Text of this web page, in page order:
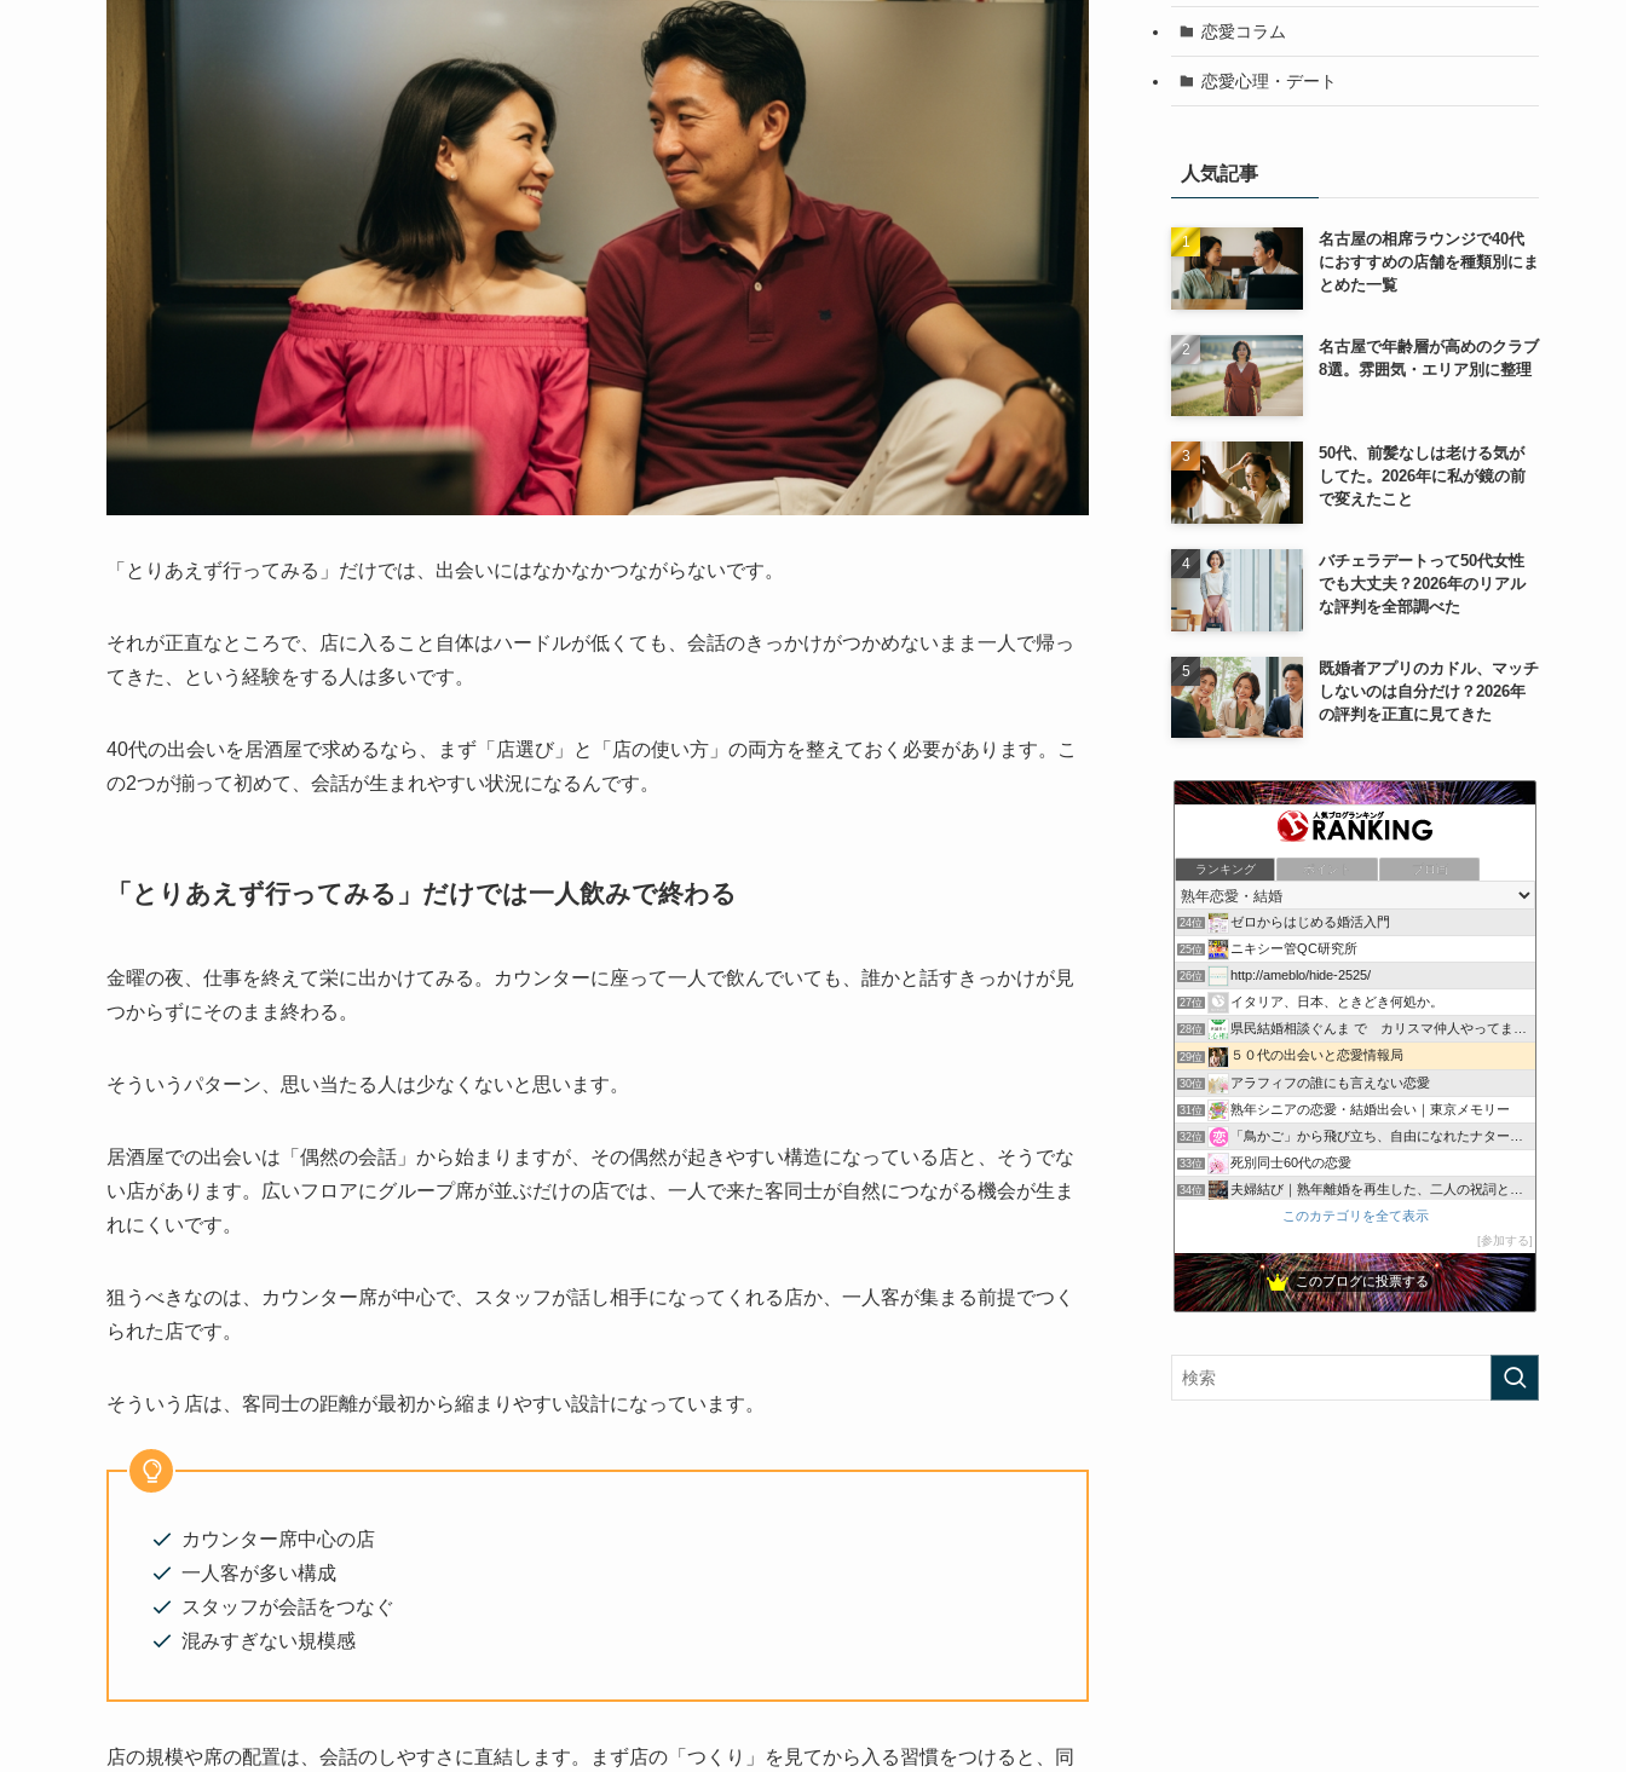
「とりあえず行ってみる」だけでは、出会いにはなかなかつながらないです。
それが正直なところで、店に入ること自体はハードルが低くても、会話のきっかけがつかめないまま一人で帰っ
てきた、という経験をする人は多いです。
40代の出会いを居酒屋で求めるなら、まず「店選び」と「店の使い方」の両方を整えておく必要があります。こ
の2つが揃って初めて、会話が生まれやすい状況になるんです。
「とりあえず行ってみる」だけでは一人飲みで終わる
金曜の夜、仕事を終えて栄に出かけてみる。カウンターに座って一人で飲んでいても、誰かと話すきっかけが見
つからずにそのまま終わる。
そういうパターン、思い当たる人は少なくないと思います。
居酒屋での出会いは「偶然の会話」から始まりますが、その偶然が起きやすい構造になっている店と、そうでな
い店があります。広いフロアにグループ席が並ぶだけの店では、一人で来た客同士が自然につながる機会が生ま
れにくいです。
狙うべきなのは、カウンター席が中心で、スタッフが話し相手になってくれる店か、一人客が集まる前提でつく
られた店です。
そういう店は、客同士の距離が最初から縮まりやすい設計になっています。
カウンター席中心の店
一人客が多い構成
スタッフが会話をつなぐ
混みすぎない規模感
店の規模や席の配置は、会話のしやすさに直結します。まず店の「つくり」を見てから入る習慣をつけると、同
恋愛コラム
恋愛心理・デート
人気記事
名古屋の相席ラウンジで40代
におすすめの店舗を種類別にま
とめた一覧
名古屋で年齢層が高めのクラブ
8選。雰囲気・エリア別に整理
50代、前髪なしは老ける気が
してた。2026年に私が鏡の前
で変えたこと
バチェラデートって50代女性
でも大丈夫？2026年のリアル
な評判を全部調べた
既婚者アプリのカドル、マッチ
しないのは自分だけ？2026年
の評判を正直に見てきた
ランキング ポイント ブロ画
22位 「実録」リアル・ビューティフル・ライフ
23位 ドピュッと速報
24位 ゼロからはじめる婚活入門
25位 ニキシー管QC研究所
26位 http://ameblo/hide-2525/
27位 イタリア、日本、ときどき何処か。
28位 県民結婚相談ぐんま で カリスマ仲人やってます！
29位 ５０代の出会いと恋愛情報局
30位 アラフィフの誰にも言えない恋愛
31位 熟年シニアの恋愛・結婚出会い｜東京メモリー
32位 「鳥かご」から飛び立ち、自由になれたナターシャの愛のブログ
33位 死別同士60代の恋愛
34位 夫婦結び｜熟年離婚を再生した、二人の祝詞と神事
70代におすすめの出会いの場所15選！
このカテゴリを全て表示
参加する
このブログに投票する